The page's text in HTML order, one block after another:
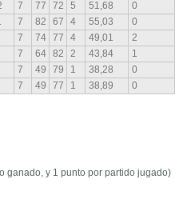
7 77 72 5 51,68
0
7 82 67 4 55,03
0
7 74 77 4 49,01
2
7 64 82 2 43,84
1
7 49 79 1 38,28
0
7 49 77 1 38,89 0
ganado, y 1 punto por partido jugado)